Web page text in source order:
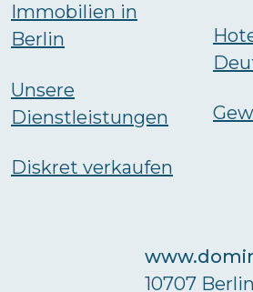
Immobilien in
Berlin
Unsere
Dienstleistungen
Diskret verkaufen
10707